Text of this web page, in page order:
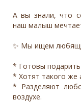
А вы знали, что
наш малыш
✨ Мы ищем
* Готовы
* Хотят такого же
* Разделяют
воздухе.